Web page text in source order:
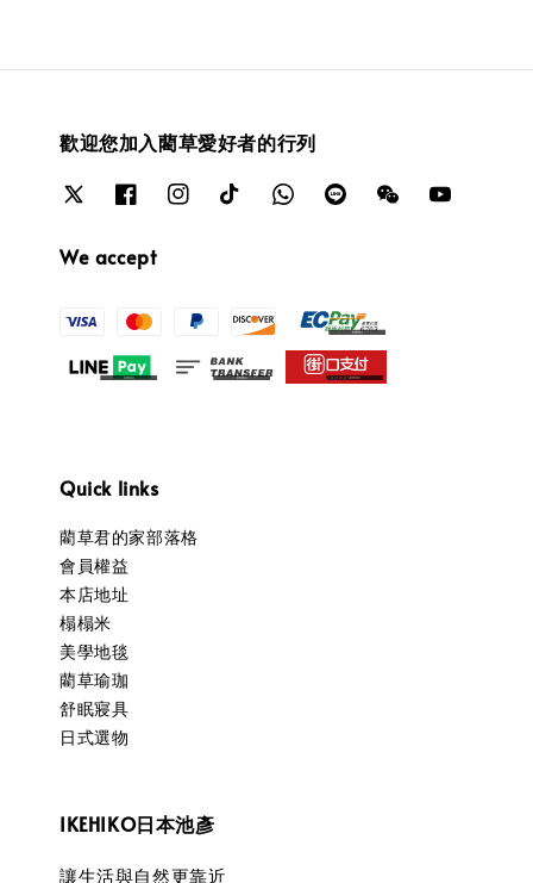
歡迎您加入藺草愛好者的行列
We accept
Quick links
藺草君的家部落格
會員權益
本店地址
榻榻米
美學地毯
藺草瑜珈
舒眠寢具
日式選物
IKEHIKO日本池彥
讓生活與自然更靠近